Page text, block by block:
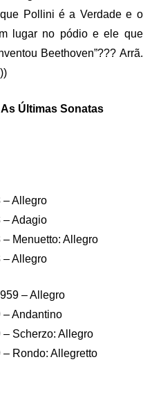
Pollini é a Verdade e o
lugar no pódio e ele que
Beethoven”??? Arrã.
Últimas Sonatas
– Allegro
– Adagio
Menuetto: Allegro
– Allegro
– Allegro
– Andantino
Scherzo: Allegro
Rondo: Allegretto